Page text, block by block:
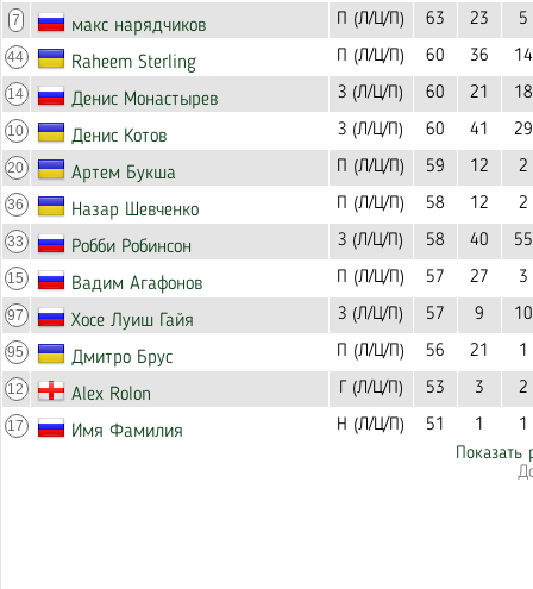
7 макс нарядчиков П (Л/Ц/П) 63 23 5
44 Raheem Sterling П (Л/Ц/П) 60 36 14
14 Денис Монастырев З (Л/Ц/П) 60 21 18
10 Денис Котов З (Л/Ц/П) 60 41 29
20 Артем Букша П (Л/Ц/П) 59 12 2
36 Назар Шевченко П (Л/Ц/П) 58 12 2
33 Робби Робинсон З (Л/Ц/П) 58 40 55
15 Вадим Агафонов П (Л/Ц/П) 57 27 3
97 Хосе Луиш Гайя З (Л/Ц/П) 57 9 10
95 Дмитро Брус П (Л/Ц/П) 56 21 1
12 Alex Rolon Г (Л/Ц/П) 53 3 2
17 Имя Фамилия Н (Л/Ц/П) 51 1
1
Показать